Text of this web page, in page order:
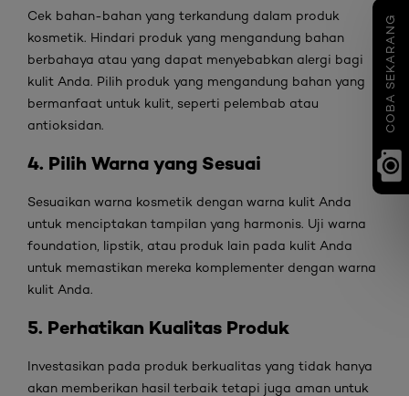
COBA SEKARANG
Cek bahan-bahan yang terkandung dalam produk
kosmetik. Hindari produk yang mengandung bahan
berbahaya atau yang dapat menyebabkan alergi bagi
kulit Anda. Pilih produk yang mengandung bahan yang
bermanfaat untuk kulit, seperti pelembab atau
antioksidan.
4. Pilih Warna yang Sesuai
Sesuaikan warna kosmetik dengan warna kulit Anda
untuk menciptakan tampilan yang harmonis. Uji warna
foundation, lipstik, atau produk lain pada kulit Anda
untuk memastikan mereka komplementer dengan warna
kulit Anda.
5. Perhatikan Kualitas Produk
Investasikan pada produk berkualitas yang tidak hanya
akan memberikan hasil terbaik tetapi juga aman untuk